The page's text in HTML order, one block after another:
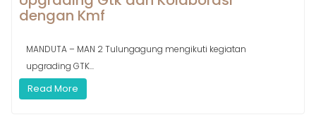
dengan Kmf
MANDUTA – MAN 2 Tulungagung mengikuti kegiatan
upgrading GTK...
Read More